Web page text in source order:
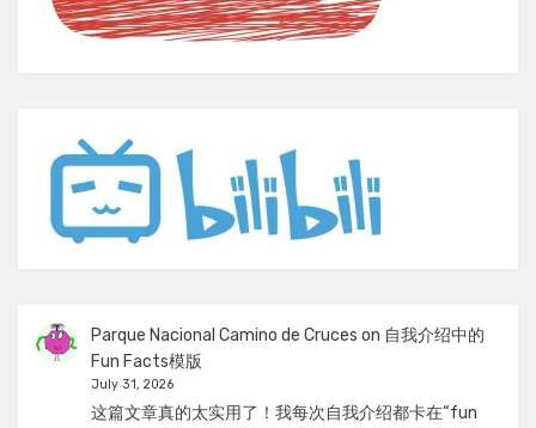
Parque Nacional Camino de Cruces on 自我介绍中的
Fun Facts模版
July 31, 2026
这篇文章真的太实用了！我每次自我介绍都卡在“fun